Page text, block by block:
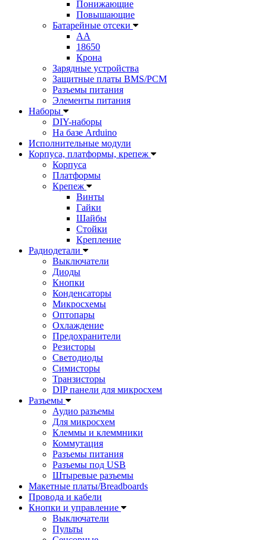
Понижающие
Повышающие
Батарейные отсеки
AA
18650
Крона
Зарядные устройства
Защитные платы BMS/PCM
Разъемы питания
Элементы питания
Наборы
DIY-наборы
На базе Arduino
Исполнительные модули
Корпуса, платформы, крепеж
Корпуса
Платформы
Крепеж
Винты
Гайки
Шайбы
Стойки
Крепление
Радиодетали
Выключатели
Диоды
Кнопки
Конденсаторы
Микросхемы
Оптопары
Охлаждение
Предохранители
Резисторы
Светодиоды
Симисторы
Транзисторы
DIP панели для микросхем
Разъемы
Аудио разъемы
Для микросхем
Клеммы и клеммники
Коммутация
Разъемы питания
Разъемы под USB
Штыревые разъемы
Макетные платы/Breadboards
Провода и кабели
Кнопки и управление
Выключатели
Пульты